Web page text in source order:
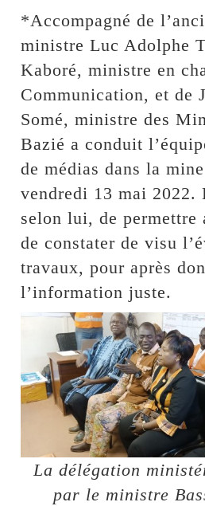
*Accompagné de
ministre Luc Adolphe
Kaboré, ministre en
Communication, et de
Somé, ministre des
Bazié a conduit
de médias dans la
vendredi 13 mai 2022.
selon lui, de permettre
de constater de visu
travaux, pour après
l’information juste.
La délégation
par le ministre